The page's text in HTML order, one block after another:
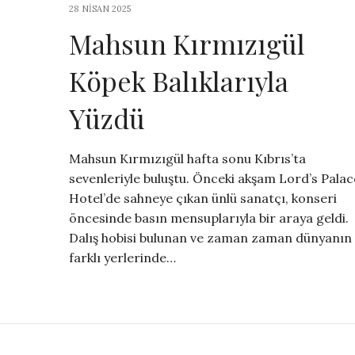
28 NISAN 2025
Mahsun Kırmızıgül
Köpek Balıklarıyla
Yüzdü
Mahsun Kırmızıgül hafta sonu Kıbrıs’ta
sevenleriyle buluştu. Önceki akşam Lord’s
Hotel’de sahneye çıkan ünlü sanatçı, konseri
öncesinde basın mensuplarıyla bir araya geldi.
Dalış hobisi bulunan ve zaman zaman dünyanın
farklı yerlerinde…